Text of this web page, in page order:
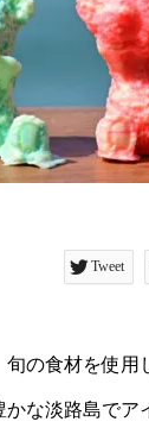
Tweet
旬の食材を使用
かな淡路島で